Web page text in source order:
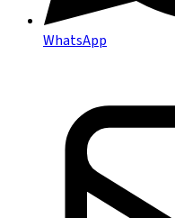
WhatsApp